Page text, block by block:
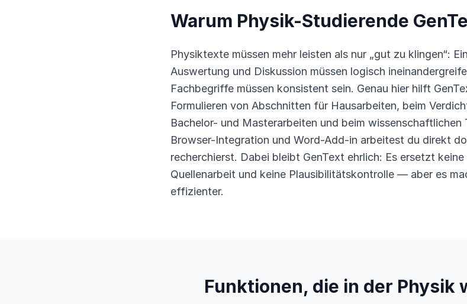
Warum Physik-Studierende
Physiktexte müssen mehr leisten als nur „gut zu klingen“:
Auswertung und Diskussion müssen logisch
Fachbegriffe müssen konsistent sein. Genau hier hilft
Formulieren von Abschnitten für Hausarbeiten, beim
Bachelor- und Masterarbeiten und beim
Browser-Integration und Word-Add-in arbeitest du direkt
recherchierst. Dabei bleibt GenText ehrlich: Es ersetzt
Quellenarbeit und keine Plausibilitätskontrolle — aber es
effizienter.
Funktionen, die in der Physik